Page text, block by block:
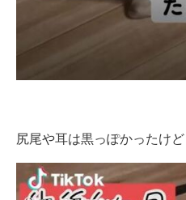
尻尾や耳は黒っぽかったけど